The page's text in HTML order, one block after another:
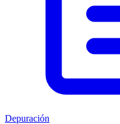
Depuración